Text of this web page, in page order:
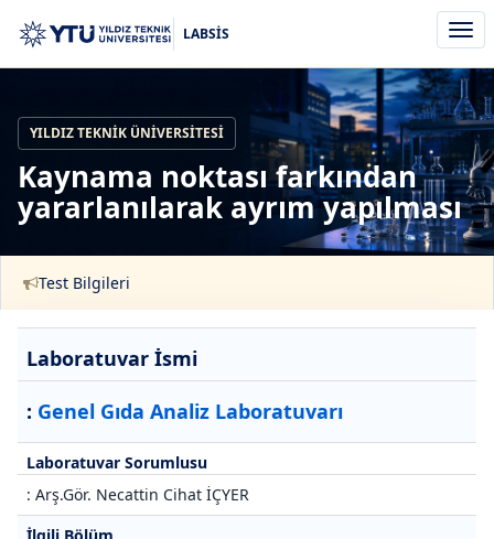
aç/
LABSİS
YILDIZ TEKNIK ÜNIVERSITESI
Kaynama noktası farkından
yararlanılarak ayrım yapılması
Test Bilgileri
Laboratuvar İsmi
: Genel Gıda Analiz Laboratuvarı
Laboratuvar Sorumlusu
: Arş.Gör. Necattin Cihat İÇYER